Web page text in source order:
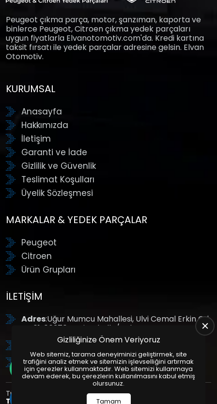
Peugeot çıkma parça, motor, şanzıman, kaporta ve
binlerce Peugeot, Citroen çıkma yedek parçaları
uygun fiyatlarla Elvanotomotiv.com'da. Kredi kartına
taksit fırsatı ile yedek parçalar adresine gelsin. Elvan
Otomotiv.
KURUMSAL
Anasayfa
Hakkımızda
İletişim
Garanti ve İade
Gizlilik ve Güvenlik
Teslimat Koşulları
Üyelik Sözleşmesi
MARKALAR & YEDEK PARÇALAR
Peugeot
Citroen
Ürün Grupları
İLETIŞIM
Adres:Uğur Mumcu Mahallesi, Ulvi Cemal Erkin Cd.
No:61, 06370 Yenimahalle/Ankara
: +90 (312) 354 8888
GSM: +90 (532) 343 4085
Tüm Hakları Saklıdır. | Bu site Us Yazılım
Tasarım
Paketleri ile Hazırlanmıştır. © 2025
Gizliliğinize Önem Veriyoruz
Web sitemiz, tarama deneyiminizi geliştirmek, site
trafiğini analiz etmek ve sitemizin işlevselliğini artırmak
için çerezler kullanmaktadır. Web sitemizi kullanmaya
devam ederek, bu çerezlerin kullanılmasını kabul etmiş
olursunuz.
Tamam